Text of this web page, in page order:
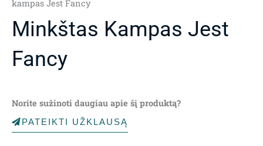
kampas Jest Fancy
Minkštas Kampas Jest
Fancy
Norite sužinoti daugiau apie šį produktą?
PATEIKTI UŽKLAUSĄ